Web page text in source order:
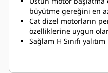
büyütme gereğini en
Cat dizel motorların
özelliklerine uygun
Sağlam H Sınıfı yalıtım